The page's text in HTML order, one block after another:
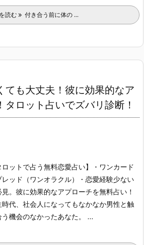
読む 付き合う前に体の ...
ても大丈夫！彼に効果的なア
タロット占いでズバリ診断！
ロットで占う無料恋愛占い】
・ワンカード
レッド（ワンオラクル）
・恋愛経験少ない
見。彼に効果的なアプローチを無料占い！
時代、社会人になってもなかなか男性と触
う機会のなかったあなた。 ...